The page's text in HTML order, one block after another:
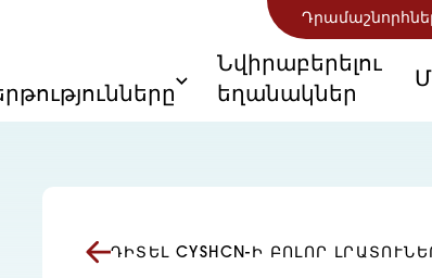
Նվիրաբերելու
եղանակներ
ԴԻՏԵԼ CYSHCN-Ի ԲՈԼՈՐ